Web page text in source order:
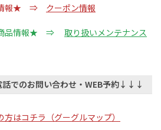
情報★ ⇒ クーポン情報
商品情報★ ⇒
取り扱いメンテナンス
でのお問い合わせ・WEB予約↓↓↓
はコチラ（グーグルマップ）